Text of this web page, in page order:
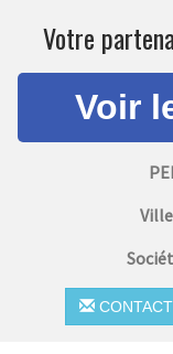
Votre